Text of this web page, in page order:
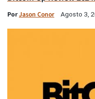
PorJason Conor Agosto 3,